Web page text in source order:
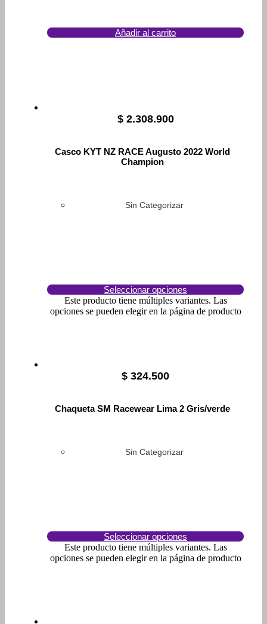
Añadir al carrito
$2.308.900
Casco KYT NZ RACE Augusto 2022 World
Champion
Sin Categorizar
Seleccionar opciones
Este producto tiene múltiples variantes. Las
opciones se pueden elegir en la página de producto
$ 324.500
Chaqueta SM Racewear Lima 2 Gris/verde
Sin Categorizar
Seleccionar opciones
Este producto tiene múltiples variantes. Las
opciones se pueden elegir en la página de producto